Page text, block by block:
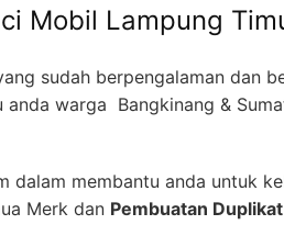
Mobil Lampung
sudah berpengalaman dan
warga Bangkinang &
dalam membantu anda untuk
Merk dan Pembuatan